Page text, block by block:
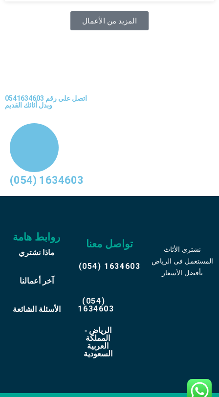
المزيد من الأعمال
اتصل علي رقم 0541634603
وبدل أثاثك القديم
(054) 1634603
روابط هامة
ماذا نشتري
آخر أعمالنا
الأسئلة الشائعة
تواصل معنا
(054) 1634603
(054)
1634603
الرياض -
المملكة
العربية
السعودية
نشتري الأثاث
المستعمل فى الرياض
بأفضل الأسعار